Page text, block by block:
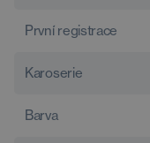
První registrace
Karoserie
Barva